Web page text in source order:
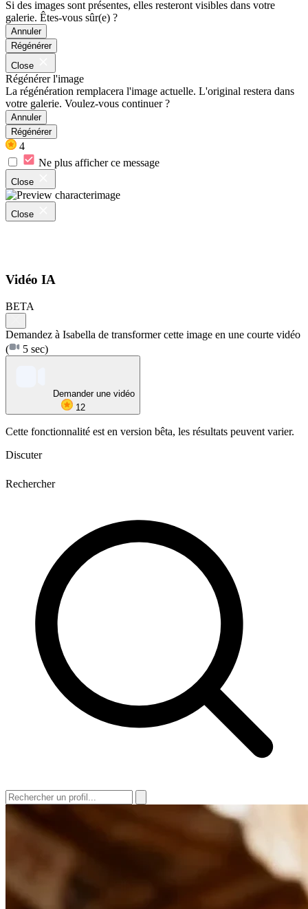
Si des images sont présentes, elles resteront visibles dans votre
galerie. Êtes-vous sûr(e) ?
Annuler
Régénérer
Close
Régénérer l'image
La régénération remplacera l'image actuelle. L'original restera dans
votre galerie. Voulez-vous continuer ?
Annuler
Régénérer
4
Ne plus afficher ce message
Close
Close
Vidéo IA
BETA
Demandez à Isabella de transformer cette image en une courte vidéo
(
5 sec)
Demander une vidéo
12
Cette fonctionnalité est en version bêta, les résultats peuvent varier.
Discuter
Rechercher